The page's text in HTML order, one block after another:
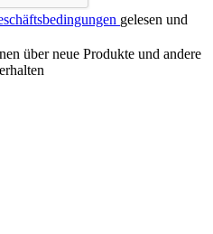
gelesen und
über neue Produkte und andere